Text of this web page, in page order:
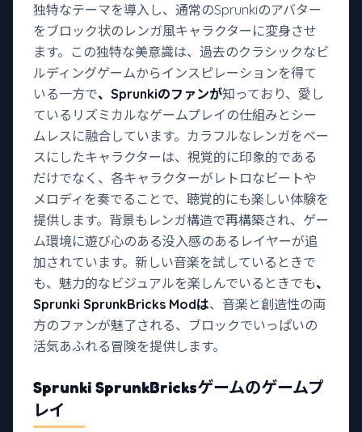
独特なテーマを導入し、通常のSprunkiのアバター
をブロック状のレンガ風キャラクターに変身させ
ます。この独特な美意識は、過去のクラシックなビ
ルディングゲームからインスピレーションを得て
いる一方で、Sprunkiのファンが知っており、愛し
ているリズミカルなゲームプレイの仕組みとシー
ムレスに融合しています。カラフルなレンガをベー
スにしたキャラクターは、視覚的に印象的である
だけでなく、各キャラクターがレトロなビートや
メロディを奏でることで、聴覚的にも楽しい体験を
提供します。背景もレンガ構造で再構築され、ゲー
ム環境に遊び心のある没入感のあるレイヤーが追
加されています。新しい音楽を試しているときで
も、魅力的なビジュアルを楽しんでいるときでも、
Sprunki SprunkBricks Modは、音楽と創造性の両
方のファンが魅了される、ブロックでいっぱいの
活気あふれる冒険を提供します。
Sprunki SprunkBricksゲームのゲームプ
レイ